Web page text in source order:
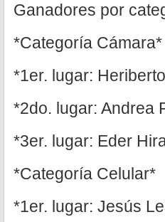
Ganadores por
*Categoría Cámara*
*1er. lugar:
*2do. lugar: Andrea
*3er. lugar: Eder
*Categoría Celular*
*1er. lugar: Jesús